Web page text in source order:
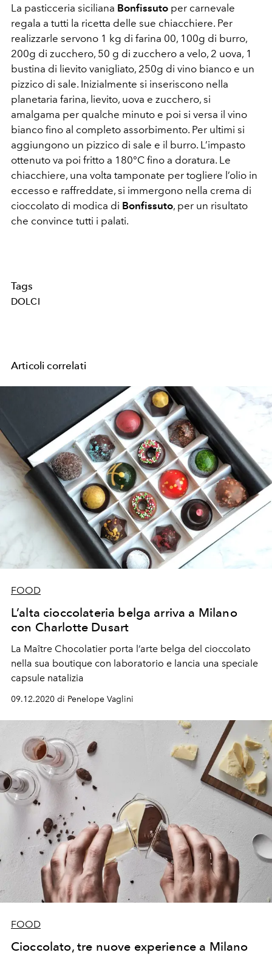
La pasticceria siciliana Bonfissuto per carnevale
regala a tutti la ricetta delle sue chiacchiere. Per
realizzarle servono 1 kg di farina 00, 100g di burro,
200g di zucchero, 50 g di zucchero a velo, 2 uova, 1
bustina di lievito vanigliato, 250g di vino bianco e un
pizzico di sale. Inizialmente si inseriscono nella
planetaria farina, lievito, uova e zucchero, si
amalgama per qualche minuto e poi si versa il vino
bianco fino al completo assorbimento. Per ultimi si
aggiungono un pizzico di sale e il burro. L’impasto
ottenuto va poi fritto a 180°C fino a doratura. Le
chiacchiere, una volta tamponate per togliere l’olio in
eccesso e raffreddate, si immergono nella crema di
cioccolato di modica di Bonfissuto, per un risultato
che convince tutti i palati.
Tags
DOLCI
Articoli correlati
FOOD
L’alta cioccolateria belga arriva a Milano
con Charlotte Dusart
La Maître Chocolatier porta l’arte belga del cioccolato
nella sua boutique con laboratorio e lancia una speciale
capsule natalizia
09.12.2020 di Penelope Vaglini
FOOD
Cioccolato, tre nuove experience a Milano